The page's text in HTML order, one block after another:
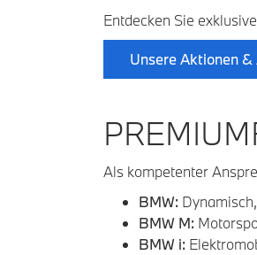
Entdecken Sie
Unsere Aktionen
Als kompetenter
BMW:
BMW M:
BMW i: